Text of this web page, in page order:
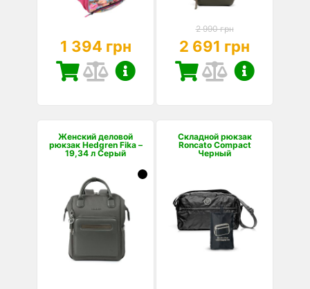
1 394 грн
2 990 грн
2 691 грн
Женский деловой
рюкзак Hedgren Fika –
19,34 л Серый
Складной рюкзак
Roncato Compact
Черный